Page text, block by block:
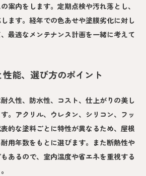
案内をします。定期点検や汚れ落とし、
ます。経年での色あせや塗膜劣化に対し
最適なメンテナンス計画を一緒に考えて
能、選び方のポイント
久性、防水性、コスト、仕上がりの美し
。アクリル、ウレタン、シリコン、フッ
的な塗料ごとに特性が異なるため、屋根
用年数をもとに選びます。また断熱性や
あるので、室内温度や省エネを重視する